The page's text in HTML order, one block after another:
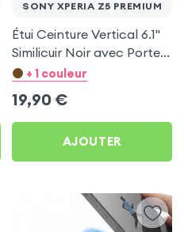
SONY XPERIA Z5 PREMIUM
Étui Ceinture Vertical 6.1''
Similicuir Noir avec Porte
carte pour Sony Xperia Z5
+ 1 couleur
19,90 €
AJOUTER